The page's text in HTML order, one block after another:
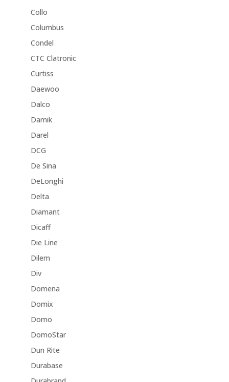
Collo
Columbus
Condel
CTC Clatronic
Curtiss
Daewoo
Dalco
Damik
Darel
DCG
De Sina
DeLonghi
Delta
Diamant
Dicaff
Die Line
Dilem
Div
Domena
Domix
Domo
DomoStar
Dun Rite
Durabase